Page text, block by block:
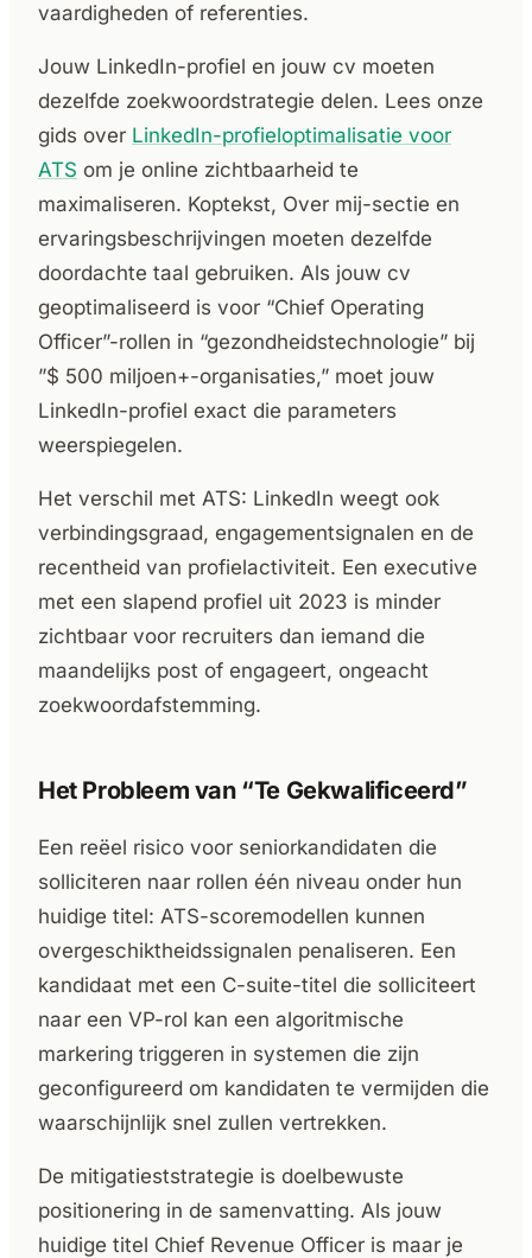
vaardigheden of referenties.
Jouw LinkedIn-profiel en jouw cv moeten
dezelfde zoekwoordstrategie delen. Lees onze
gids over LinkedIn-profieloptimalisatie voor
ATS om je online zichtbaarheid te
maximaliseren. Koptekst, Over mij-sectie en
ervaringsbeschrijvingen moeten dezelfde
doordachte taal gebruiken. Als jouw cv
geoptimaliseerd is voor “Chief Operating
Officer”-rollen in “gezondheidstechnologie” bij
”$ 500 miljoen+-organisaties,” moet jouw
LinkedIn-profiel exact die parameters
weerspiegelen.
Het verschil met ATS: LinkedIn weegt ook
verbindingsgraad, engagementsignalen en de
recentheid van profielactiviteit. Een executive
met een slapend profiel uit 2023 is minder
zichtbaar voor recruiters dan iemand die
maandelijks post of engageert, ongeacht
zoekwoordafstemming.
Het Probleem van “Te Gekwalificeerd”
Een reëel risico voor seniorkandidaten die
solliciteren naar rollen één niveau onder hun
huidige titel: ATS-scoremodellen kunnen
overgeschiktheidssignalen penaliseren. Een
kandidaat met een C-suite-titel die solliciteert
naar een VP-rol kan een algoritmische
markering triggeren in systemen die zijn
geconfigureerd om kandidaten te vermijden die
waarschijnlijk snel zullen vertrekken.
De mitigatieststrategie is doelbewuste
positionering in de samenvatting. Als jouw
huidige titel Chief Revenue Officer is maar je